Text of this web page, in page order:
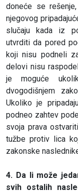
doneće se
njegovog
slučaju kada iz
utvrditi da pored
koji nisu podneli
delovi nisu
je moguće
dvogodišnjem
Ukoliko je
podneo zahtev
svoja prava
tužbe protiv lica
zakonske
4. Da li može
svih ostalih